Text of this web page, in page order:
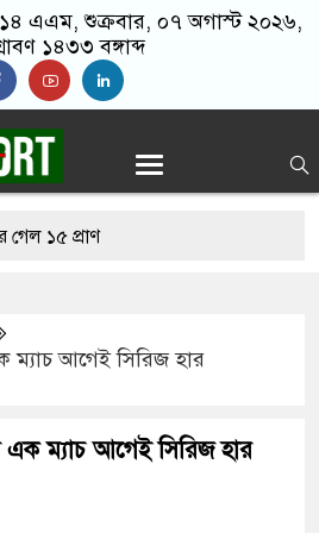
এএম, শুক্রবার, ০৭ অগাস্ট ২০২৬,
১৪৩৩ বঙ্গাব্দ
১৫ প্রাণ
কিনা প্রশ্ন
নিলেন যুবলীগ নেতা
ম্যাচ আগেই সিরিজ হার
এক ম্যাচ আগেই সিরিজ হার